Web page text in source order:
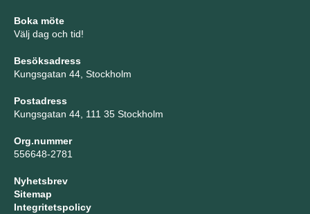
Boka möte
Välj dag och tid!
Besöksadress
Kungsgatan 44, Stockholm
Postadress
Kungsgatan 44, 111 35 Stockholm
Org.nummer
556648-2781
Nyhetsbrev
Sitemap
Integritetspolicy